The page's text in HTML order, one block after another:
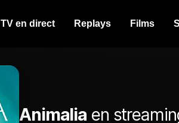
TV en direct Replays Films
Animalia en